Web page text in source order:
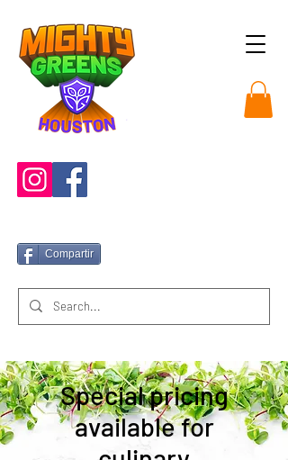
Compartir
Special pricing
available for